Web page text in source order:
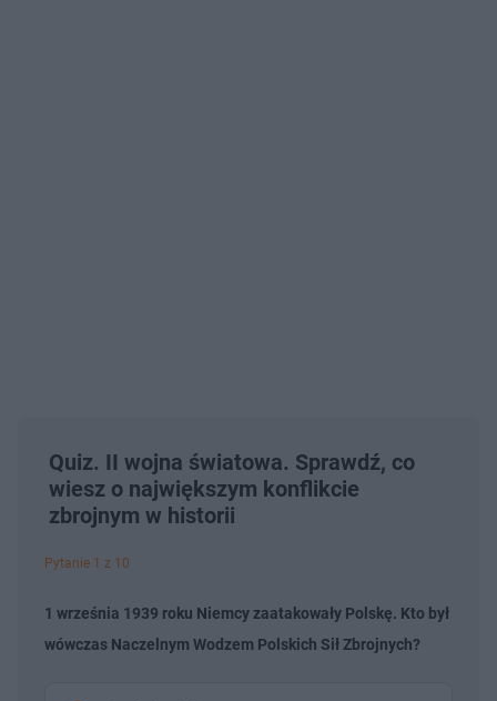
Quiz. II wojna światowa. Sprawdź, co
wiesz o największym konflikcie
zbrojnym w historii
Pytanie 1 z 10
1 września 1939 roku Niemcy zaatakowały Polskę. Kto był
wówczas Naczelnym Wodzem Polskich Sił Zbrojnych?